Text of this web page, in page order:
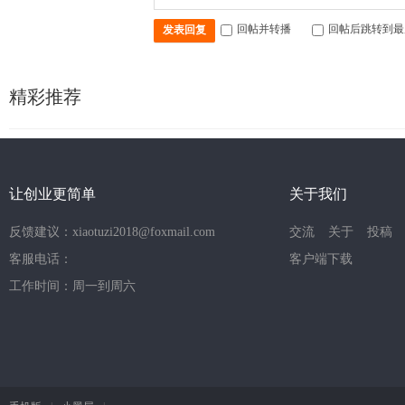
发表回复 回帖并转播 回帖后跳转到
精彩推荐
让创业更简单
反馈建议：xiaotuzi2018@foxmail.com
客服电话：
工作时间：周一到周六
关于我们
交流 关于
投稿
客户端下载